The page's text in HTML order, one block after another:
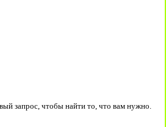
запрос, чтобы найти то, что вам нужно.